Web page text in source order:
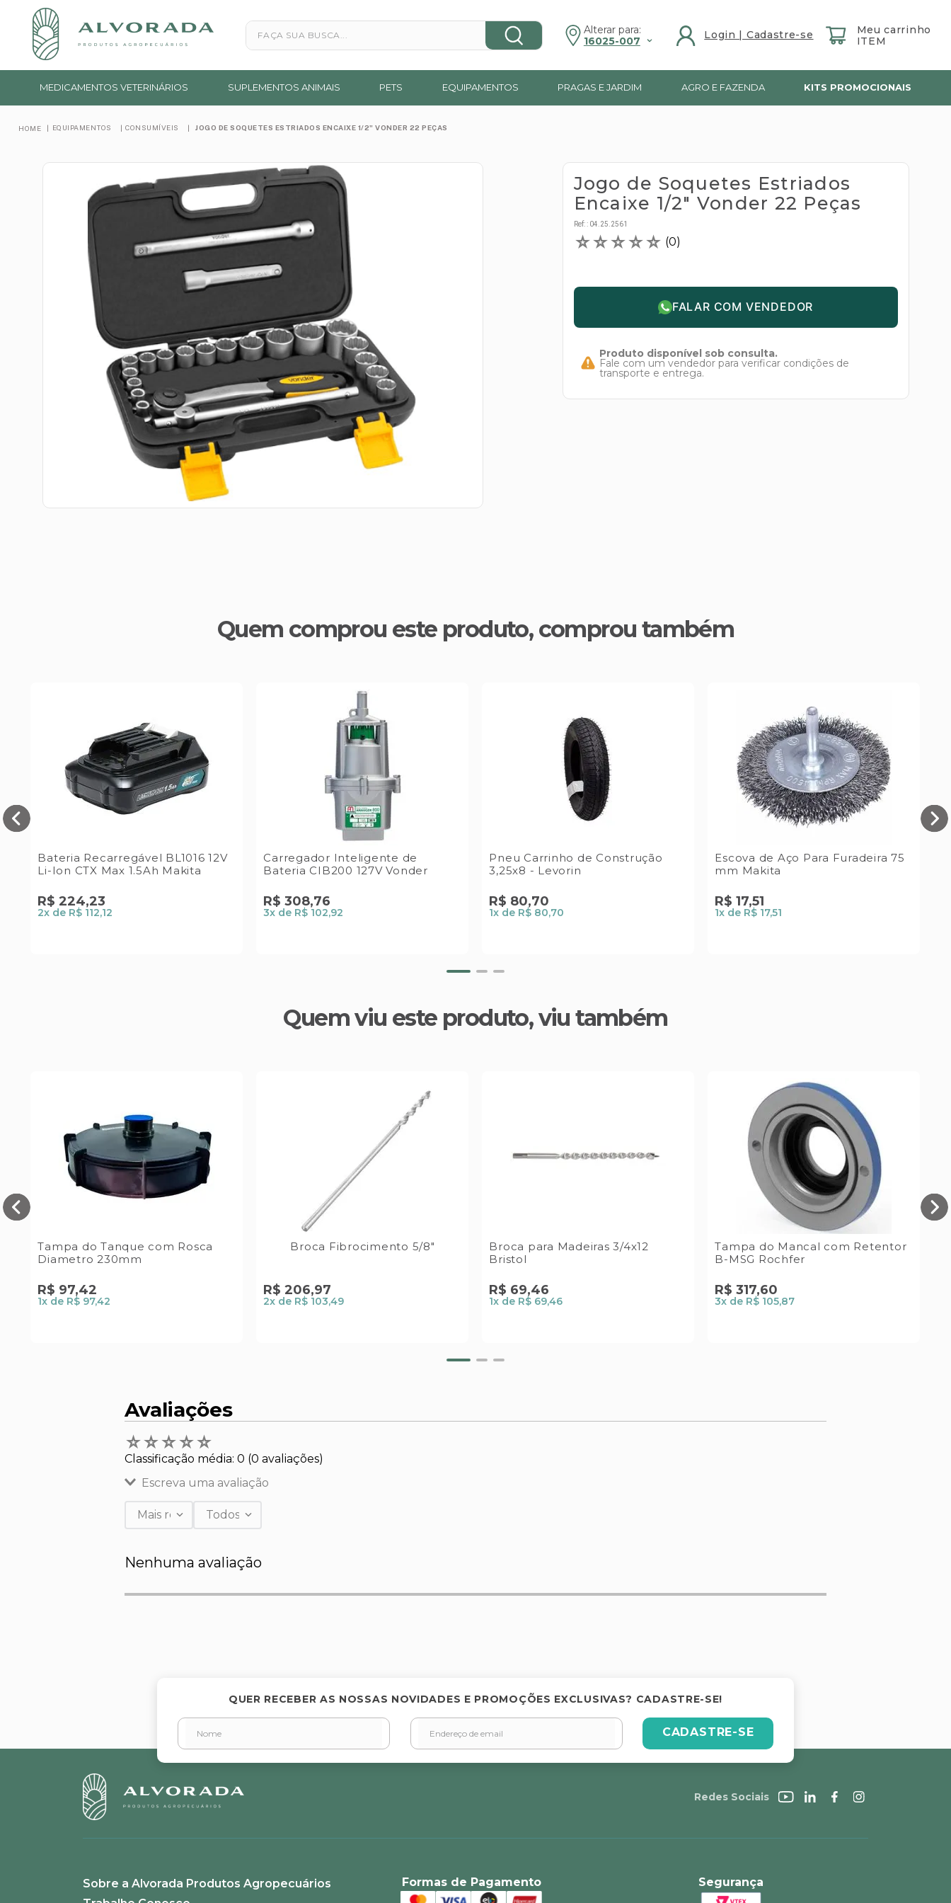
Faça sua busca...
Alterar para:
16025-007
MEDICAMENTOS VETERINÁRIOS SUPLEMENTOS ANIMAIS PETS EQUIPAMENTOS PRAGAS E JARDIM AGRO E FAZENDA KITS PROMOCIONAIS
EQUIPAMENTOS CONSUMÍVEIS JOGO DE SOQUETES ESTRIADOS ENCAIXE 1/2" VONDER 22 PEÇAS
Jogo de Soquetes Estriados
Encaixe 1/2" Vonder 22 Peças
Ref: : 04.25.2561
☆☆☆☆☆ (0)
FALAR COM VENDEDOR
Produto disponível sob consulta.
Fale com um vendedor para verificar condições de
transporte e entrega.
Quem comprou este produto, comprou também
Bateria Recarregável BL1016 12V
Li-Ion CTX Max 1.5Ah Makita
R$ 224,23
2x de R$ 112,12
Carregador Inteligente de
Bateria CIB200 127V Vonder
R$ 308,76
3x de R$ 102,92
Pneu Carrinho de Construção
3,25x8 - Levorin
R$ 80,70
1x de R$ 80,70
Escova de Aço Para Furadeira 75
mm Makita
R$ 17,51
1x de R$ 17,51
Quem viu este produto, viu também
Tampa do Tanque com Rosca
Diametro 230mm
R$ 97,42
1x de R$ 97,42
Broca Fibrocimento 5/8"
R$ 206,97
2x de R$ 103,49
Broca para Madeiras 3/4x12
Bristol
R$ 69,46
1x de R$ 69,46
Tampa do Mancal com Retentor
B-MSG Rochfer
R$ 317,60
3x de R$ 105,87
Avaliações
☆☆☆☆☆
Classificação média: 0 (0 avaliações)
Escreva uma avaliação
Título
Endereço de email
Escreva uma avaliação
ENVIAR AVALIAÇÃO
Mais recentesTodos
Nenhuma avaliação
QUER RECEBER AS NOSSAS NOVIDADES E PROMOÇÕES EXCLUSIVAS? CADASTRE-SE!
CADASTRE-SE
Redes Sociais
Sobre a Alvorada Produtos Agropecuários
Formas de Pagamento Segurança